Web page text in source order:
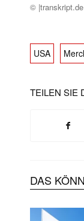
© |transkript.de
USA
TEILEN SIE
DAS